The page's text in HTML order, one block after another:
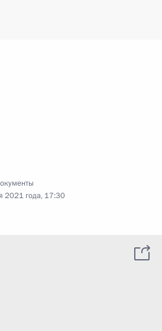
2021 года, 17:30